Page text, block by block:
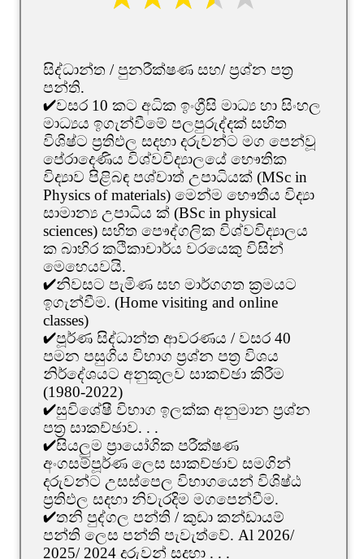
සිද්ධාන්ත / පුනරීක්ෂණ සහ/ ප්‍රශ්න පත්‍ර
පන්‍ති.
✔වසර 10 කට අධික ඉංග්‍රීසි මාධ්‍ය හා සිංහල
මාධ්‍යය ඉගැන්වීමේ පලපුරුද්දක් සහිත
විශිෂ්ට ප්‍රතිඵල සදහා දරුවන්ට මග පෙන්වූ
පේරාදෙණිය විශ්වවිද්‍යාලයේ භෞතික
විද්‍යාව පිළිබඳ පශ්චාත් උපාධියක් (MSc in
Physics of materials) මෙන්ම භෞතීය විද්‍යා
සාමාන්‍ය උපාධිය ක් (BSc in physical
sciences) සහිත පෞද්ගලික විශ්වවිද්‍යාලය
ක බාහිර කථිකාචාර්ය වරයෙකු විසින්
මෙහෙයවයි.
✔නිවසට පැමිණ සහ මාර්ගගත ක්‍රමයට
ඉගැන්වීම. (Home visiting and online
classes)
✔පූර්ණ සිද්ධාන්ත ආවරණය / වසර 40
පමන පසුගිය විභාග ප්‍රශ්න පත්‍ර විශය
නිර්දේශයට අනුකූලව සාකච්ඡා කිරීම
(1980-2022)
✔සුවිශේෂී විභාග ඉලක්ක අනුමාන ප්‍රශ්න
පත්‍ර සාකච්ඡාව. . .
✔සියලුම ප්‍රායෝගික පරීක්ෂණ
අංගසම්පූර්ණ ලෙස සාකච්ඡාව සමගින්
දරුවන්ට උසස්පෙල විභාගයෙන් විශිෂ්ඨ
ප්‍රතිඵල සදහා නිවැරදිම මගපෙන්වීම.
✔තනි පුද්ගල පන්ති / කුඩා කන්ඩායම්
පන්ති ලෙස පන්ති පැවැත්වේ. Al 2026/
2025/ 2024 දරුවන් සදහා . . .